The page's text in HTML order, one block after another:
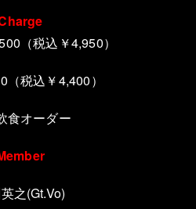
（税込￥4,950）
税込￥4,400）
食オーダー
之(Gt.Vo)